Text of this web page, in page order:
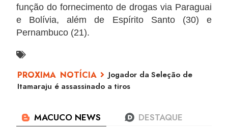
função do fornecimento de drogas via Paraguai
e Bolívia, além de Espírito Santo (30) e
Pernambuco (21).
Jogador da Seleção de
Itamaraju é assassinado a tiros